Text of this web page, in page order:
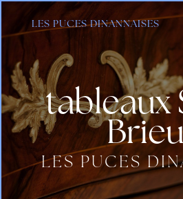
LES PUCES DINANNAISES
tableaux
LES PUCES
Panneau de gestion des cookies